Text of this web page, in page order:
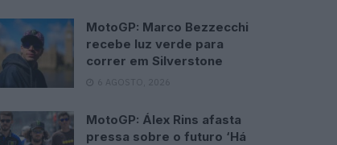
MotoGP: Marco Bezzecchi
recebe luz verde para
correr em Silverstone
6 AGOSTO, 2026
MotoGP: Álex Rins afasta
pressa sobre o futuro ‘Há